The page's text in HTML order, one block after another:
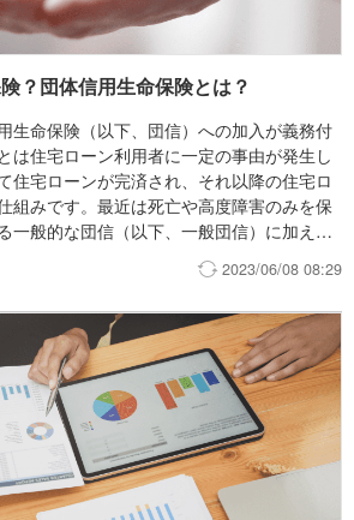
？団体信用生命保険とは？
生命保険（以下、団信）への加入が義務付
は住宅ローン利用者に一定の事由が発生し
住宅ローンが完済され、それ以降の住宅ロ
組みです。最近は死亡や高度障害のみを保
一般的な団信（以下、一般団信）に加え
に起因する一定の事由を保険金支払いの対
下、疾病団信）も出ており、住宅ローンを
っています。本稿では、団信の仕組みと概
2023/06/08 08:29